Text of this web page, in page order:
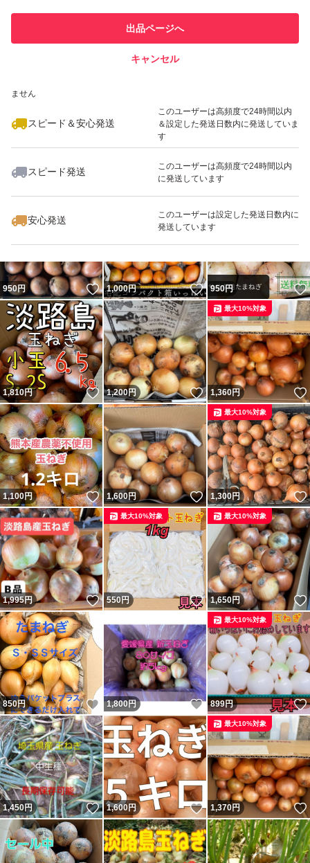
での取引実績があります
ません
スピード＆安心発送
このユーザーは高頻度で24時間以内
＆設定した発送日数内に発送していま
す
スピード発送
このユーザーは高頻度で24時間以内
に発送しています
安心発送
このユーザーは設定した発送日数内に
発送しています
出品ページへ
キャンセル
いいね！
900
950円 いいね！
1,000円 いいね！
950円
1,810円 いいね！
1,200円 いいね！
1,360円
最大10%対象
1,100円 いいね！
1,600円 いいね！
1,300円
最大10%対象
1,995円 いいね！
550円 いいね！
最大10%対象
1,650円
最大10%対象
850円 いいね！
1,800円 いいね！
899円
最大10%対象
1,450円 いいね！
1,600円 いいね！
1,370円
最大10%対象